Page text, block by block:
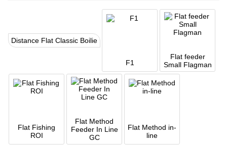
Distance Flat Classic Boilie
F1
Flat feeder
Small Flagman
Flat Fishing
ROI
Flat Method
Feeder In Line
GC
Flat Method in-
line